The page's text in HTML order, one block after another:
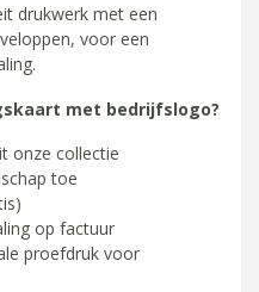
drukwerk met een
voor een
met bedrijfslogo?
onze collectie
toe
op factuur
proefdruk voor